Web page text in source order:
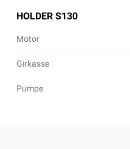
HOLDER S130
Motor
Girkasse
Pumpe